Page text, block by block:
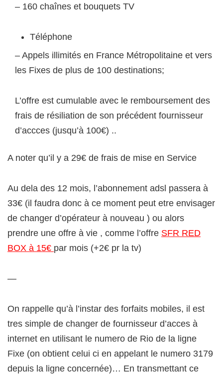
– 160 chaînes et bouquets TV
Téléphone
– Appels illimités en France Métropolitaine et vers
les Fixes de plus de 100 destinations;
L’offre est cumulable avec le remboursement des
frais de résiliation de son précédent fournisseur
d’accces (jusqu’à 100€) ..
A noter qu’il y a 29€ de frais de mise en Service
Au dela des 12 mois, l’abonnement adsl passera à
33€ (il faudra donc à ce moment peut etre envisager
de changer d’opérateur à nouveau ) ou alors
prendre une offre à vie , comme l’offre SFR RED
BOX à 15€ par mois (+2€ pr la tv)
—
On rappelle qu’à l’instar des forfaits mobiles, il est
tres simple de changer de fournisseur d’acces à
internet en utilisant le numero de Rio de la ligne
Fixe (on obtient celui ci en appelant le numero 3179
depuis la ligne concernée)… En transmettant ce